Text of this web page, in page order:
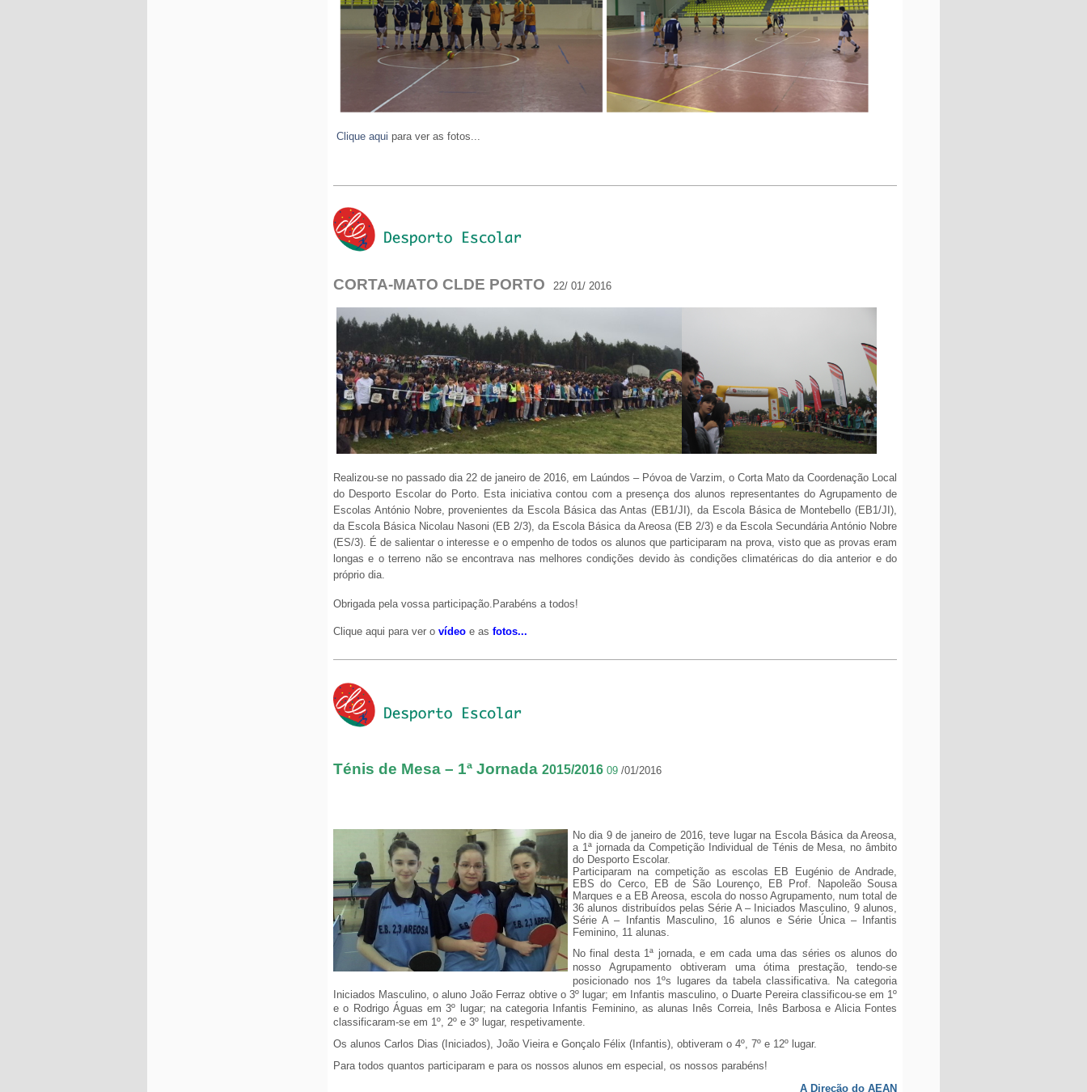
Clique aqui para ver as fotos...
CORTA-MATO CLDE PORTO 22/ 01/ 2016
Realizou-se no passado dia 22 de janeiro de 2016, em Laúndos – Póvoa de Varzim, o Corta Mato da Coordenação Local
do Desporto Escolar do Porto. Esta iniciativa contou com a presença dos alunos representantes do Agrupamento de
Escolas António Nobre, provenientes da Escola Básica das Antas (EB1/JI), da Escola Básica de Montebello (EB1/JI),
da Escola Básica Nicolau Nasoni (EB 2/3), da Escola Básica da Areosa (EB 2/3) e da Escola Secundária António Nobre
(ES/3). É de salientar o interesse e o empenho de todos os alunos que participaram na prova, visto que as provas eram
longas e o terreno não se encontrava nas melhores condições devido às condições climatéricas do dia anterior e do
próprio dia.
Obrigada pela vossa participação. Parabéns a todos!
Clique aqui para ver o vídeo e as fotos...
Ténis de Mesa – 1ª Jornada 2015/2016 09 /01/2016
No dia 9 de janeiro de 2016, teve lugar na Escola Básica da Areosa,
a 1ª jornada da Competição Individual de Ténis de Mesa, no âmbito
do Desporto Escolar.
Participaram na competição as escolas
EB Eugénio de Andrade,
EBS do Cerco, EB de São Lourenço, EB Prof. Napoleão Sousa
Marques e a EB Areosa, escola do nosso Agrupamento, num total de
36 alunos distribuídos pelas Série A – Iniciados Masculino, 9 alunos,
Série A – Infantis Masculino, 16 alunos e Série Única – Infantis
Feminino, 11 alunas.
No final desta 1ª jornada, e em cada uma das séries os alunos do
nosso Agrupamento obtiveram uma ótima prestação, tendo-se
posicionado nos 1ºs lugares da tabela classificativa. Na categoria
Iniciados Masculino, o aluno João Ferraz obtive o 3º lugar; em Infantis masculino, o Duarte Pereira classificou-se em 1º
e o Rodrigo Águas em 3º lugar; na categoria Infantis Feminino, as alunas Inês Correia, Inês Barbosa e Alicia Fontes
classificaram-se em 1º, 2º e 3º lugar, respetivamente.
Os alunos Carlos Dias (Iniciados), João Vieira e Gonçalo Félix (Infantis), obtiveram o 4º, 7º e 12º lugar.
Para todos quantos participaram e para os nossos alunos em especial, os nossos parabéns!
A Direção do AEAN